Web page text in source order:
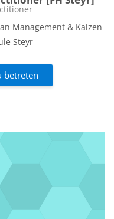
Management & Kaizen
Steyr
betreten